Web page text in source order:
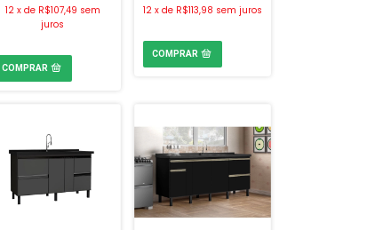
12 x de R$107,49 sem
juros
12 x de R$113,98 sem juros